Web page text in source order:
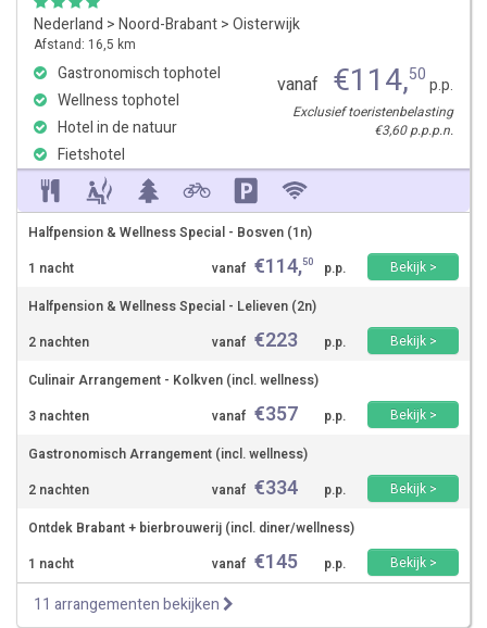
Nederland >Noord-Brabant>Oisterwijk
Afstand: 16,5 km
Gastronomisch tophotel
Wellness tophotel
Hotel in de natuur
Fietshotel
vanaf €114,50p.p.
Exclusief toeristenbelasting
€3,60 p.p.p.n.
Halfpension & Wellness Special - Bosven (1n)
1 nacht
vanaf €114,50 p.p.
Bekijk >
Halfpension & Wellness Special - Lelieven (2n)
2 nachten
vanaf €223 p.p.
Bekijk >
Culinair Arrangement - Kolkven (incl. wellness)
3 nachten
vanaf €357 p.p.
Bekijk >
Gastronomisch Arrangement (incl. wellness)
2 nachten
vanaf €334 p.p.
Bekijk >
Ontdek Brabant + bierbrouwerij (incl. diner/wellness)
1 nacht
vanaf €145 p.p. Bekijk >
11 arrangementen bekijken